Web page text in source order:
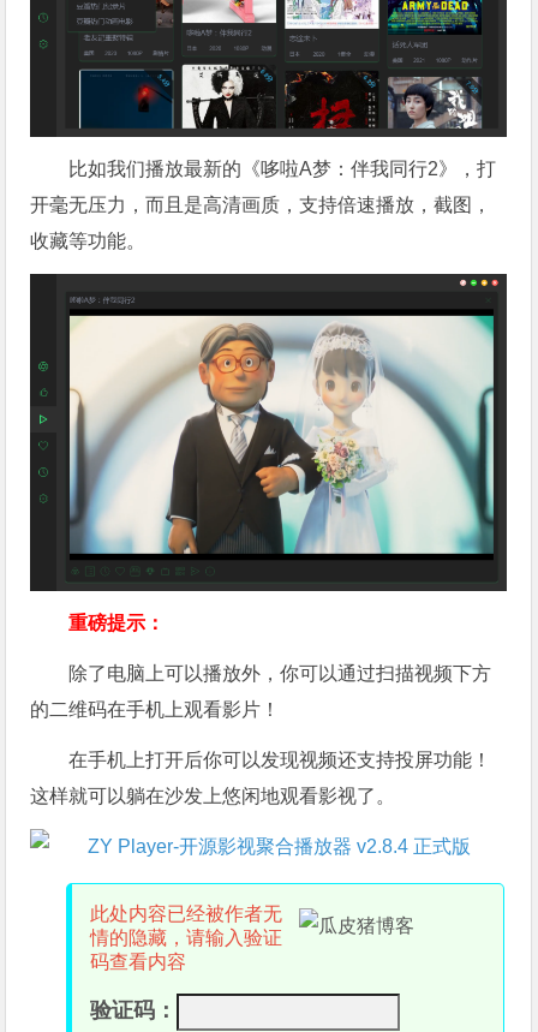
比如我们播放最新的《哆啦A梦：伴我同行2》，打
开毫无压力，而且是高清画质，支持倍速播放，截图，
收藏等功能。
重磅提示：
除了电脑上可以播放外，你可以通过扫描视频下方
的二维码在手机上观看影片！
在手机上打开后你可以发现视频还支持投屏功能！
这样就可以躺在沙发上悠闲地观看影视了。
此处内容已经被作者无
情的隐藏，请输入验证
码查看内容
验证码：